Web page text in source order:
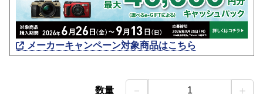
メーカーキャンペーン対象商品はこちら
数量 － 1 ＋